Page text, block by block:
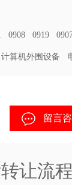
0908 0919
计算机外围设备
留言
让流程